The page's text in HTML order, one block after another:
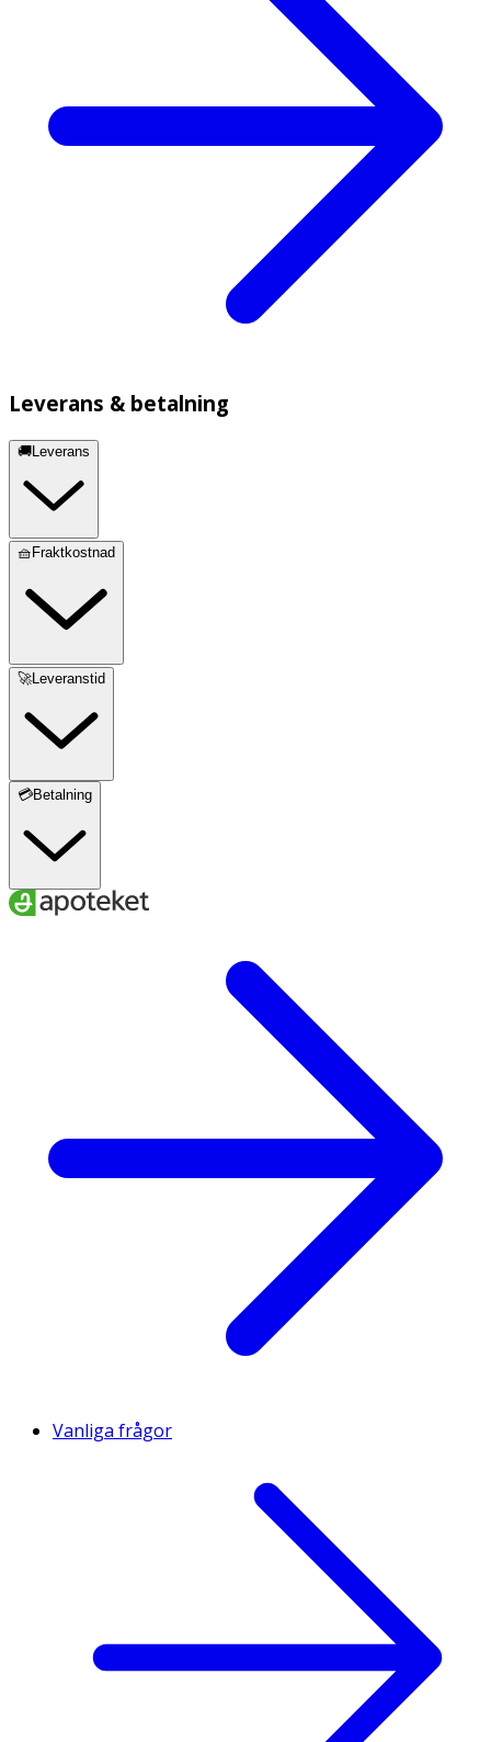
Leverans & betalning
🚚Leverans
🧺Fraktkostnad
🚀Leveranstid
💳Betalning
Vanliga frågor